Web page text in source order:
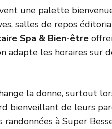
une palette
salles de repos
Spa & Bien-être
adapte les horaires sur
la donne, surtout
bienveillant de leurs
à Super